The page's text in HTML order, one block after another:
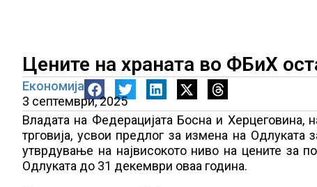
Цените на храната во ФБиХ
Економија
3 септември, 2025
Владата на Федерацијата Босна и Херцеговина,
трговија, усвои предлог за измена на
утврдување на највисокото ниво на цените за
Одлуката до 31 декември оваа година.